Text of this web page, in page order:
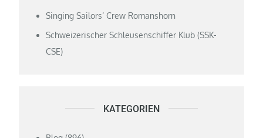
Singing Sailors‘ Crew Romanshorn
Schweizerischer Schleusenschiffer Klub (SSK-
CSE)
KATEGORIEN